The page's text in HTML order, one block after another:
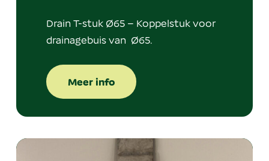
Drain T-stuk Ø65 – Koppelstuk voor
drainagebuis van Ø65.
Meer info